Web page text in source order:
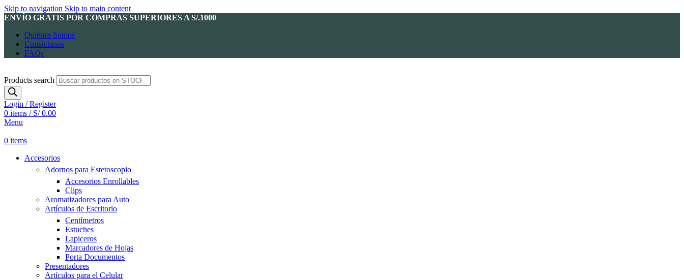
Skip to navigation Skip to main content
ENVÍO GRATIS POR COMPRAS SUPERIORES A S/.1000
Quiénes Somos
Contáctanos
FAQs
Products search
Login / Register
0 items / S/0.00
Menu
0 items
Accesorios
Adornos para Estetoscopio
Accesorios Enrollables
Clips
Aromatizadores para Auto
Artículos de Escritorio
Centímetros
Estuches
Lapiceros
Marcadores de Hojas
Porta Documentos
Presentadores
Artículos para el Celular